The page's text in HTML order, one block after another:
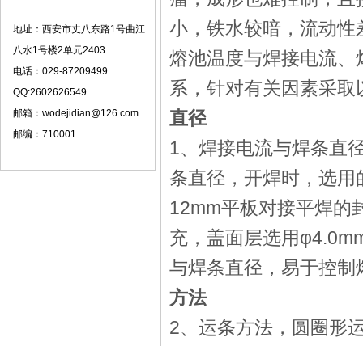
地址：西安市丈八东路1号曲江
八水1号楼2单元2403
电话： 029-87209499
QQ:2602626549
邮箱： wodejidian@126.com
邮编： 710001
小，铁水较暗，流动
熔池温度与焊接电流
系，针对有关因素采
直径
1、焊接电流与焊条直
条直径，开焊时，选
12mm平板对接平焊的
充，盖面层选用
与焊条直径，易于控
方法
2、运条方法，圆圈形